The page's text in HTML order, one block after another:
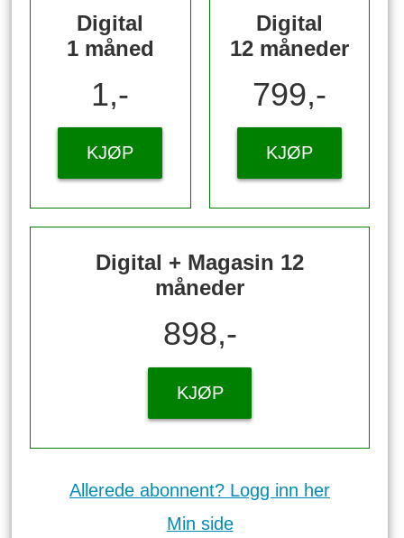
Digital
1 måned
1,-
KJØP
Digital
12 måneder
799,-
KJØP
Digital + Magasin 12
måneder
898,-
KJØP
Allerede abonnent? Logg inn her
Min side